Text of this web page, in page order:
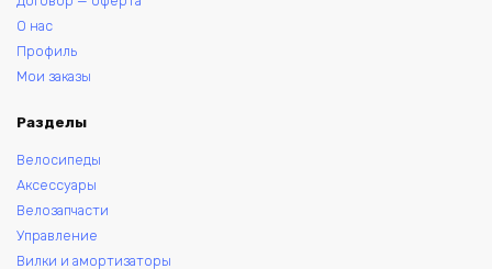
О нас
Профиль
Мои заказы
Разделы
Велосипеды
Аксессуары
Велозапчасти
Управление
Вилки и амортизаторы